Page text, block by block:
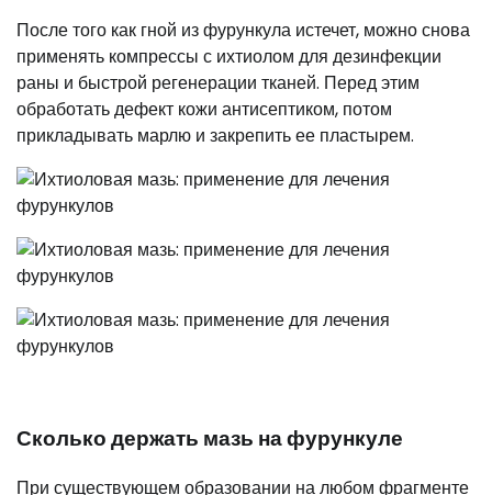
После того как гной из фурункула истечет, можно снова
применять компрессы с ихтиолом для дезинфекции
раны и быстрой регенерации тканей. Перед этим
обработать дефект кожи антисептиком, потом
прикладывать марлю и закрепить ее пластырем.
Сколько держать мазь на фурункуле
При существующем образовании на любом фрагменте